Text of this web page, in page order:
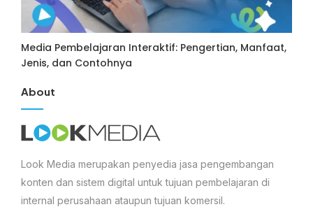
Media Pembelajaran Interaktif: Pengertian, Manfaat,
Jenis, dan Contohnya
About
Look Media merupakan penyedia jasa pengembangan
konten dan sistem digital untuk tujuan pembelajaran di
internal perusahaan ataupun tujuan komersil.